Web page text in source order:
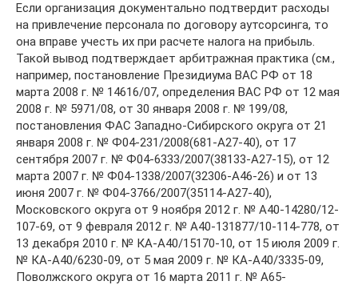
Если организация документально подтвердит расходы
на привлечение персонала по договору аутсорсинга, то
она вправе учесть их при расчете налога на прибыль.
Такой вывод подтверждает арбитражная практика (см.,
например, постановление Президиума ВАС РФ от 18
марта 2008 г. № 14616/07, определения ВАС РФ от 12 мая
2008 г. № 5971/08, от 30 января 2008 г. № 199/08,
постановления ФАС Западно-Сибирского округа от 21
января 2008 г. № Ф04-231/2008(681-А27-40), от 17
сентября 2007 г. № Ф04-6333/2007(38133-А27-15), от 12
марта 2007 г. № Ф04-1338/2007(32306-А46-26) и от 13
июня 2007 г. № Ф04-3766/2007(35114-А27-40),
Московского округа от 9 ноября 2012 г. № А40-14280/12-
107-69, от 9 февраля 2012 г. № А40-131877/10-114-778, от
13 декабря 2010 г. № КА-А40/15170-10, от 15 июля 2009 г.
№ КА-А40/6230-09, от 5 мая 2009 г. № КА-А40/3335-09,
Поволжского округа от 16 марта 2011 г. № А65-